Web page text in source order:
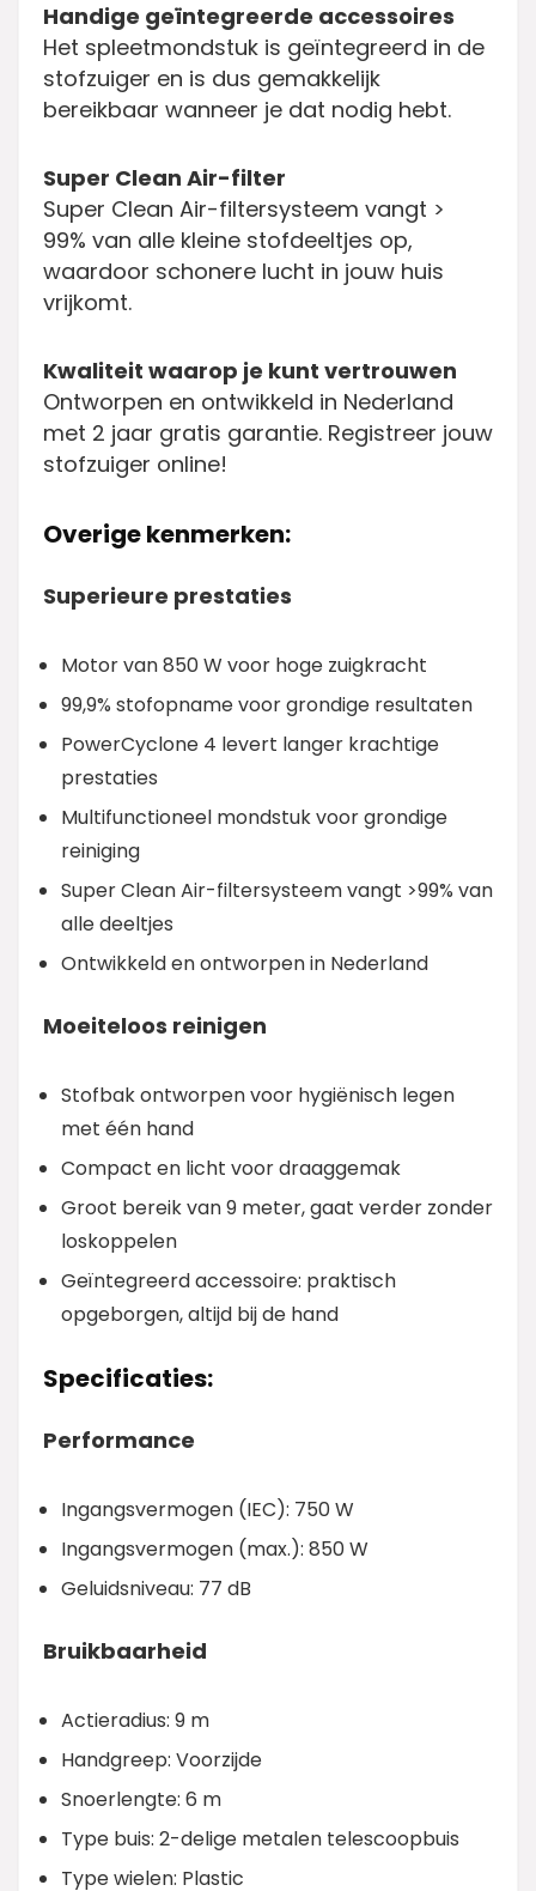
Handige geïntegreerde accessoires
Het spleetmondstuk is geïntegreerd in de
stofzuiger en is dus gemakkelijk
bereikbaar wanneer je dat nodig hebt.
Super Clean Air-filter
Super Clean Air-filtersysteem vangt >
99% van alle kleine stofdeeltjes op,
waardoor schonere lucht in jouw huis
vrijkomt.
Kwaliteit waarop je kunt vertrouwen
Ontworpen en ontwikkeld in Nederland
met 2 jaar gratis garantie. Registreer jouw
stofzuiger online!
Overige kenmerken:
Superieure prestaties
Motor van 850 W voor hoge zuigkracht
99,9% stofopname voor grondige resultaten
PowerCyclone 4 levert langer krachtige
prestaties
Multifunctioneel mondstuk voor grondige
reiniging
Super Clean Air-filtersysteem vangt >99% van
alle deeltjes
Ontwikkeld en ontworpen in Nederland
Moeiteloos reinigen
Stofbak ontworpen voor hygiënisch legen
met één hand
Compact en licht voor draaggemak
Groot bereik van 9 meter, gaat verder zonder
loskoppelen
Geïntegreerd accessoire: praktisch
opgeborgen, altijd bij de hand
Specificaties:
Performance
Ingangsvermogen (IEC): 750 W
Ingangsvermogen (max.): 850 W
Geluidsniveau: 77 dB
Bruikbaarheid
Actieradius: 9 m
Handgreep: Voorzijde
Snoerlengte: 6 m
Type buis: 2-delige metalen telescoopbuis
Type wielen: Plastic